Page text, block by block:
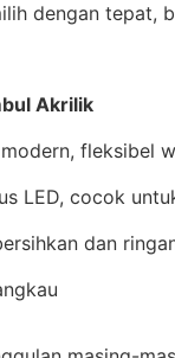
dengan tepat,
Akrilik
fleksibel
LED, cocok
dan